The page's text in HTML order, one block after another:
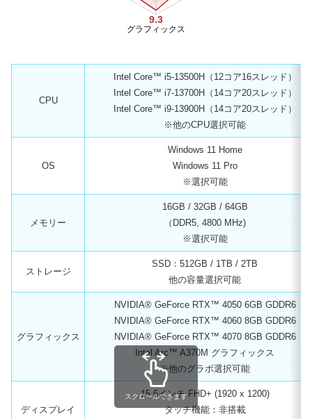
9.3
グラフィックス
CPU
Intel Core™ i5-13500H（12コア16スレッド）
Intel Core™ i7-13700H（14コア20スレッド）
Intel Core™ i9-13900H（14コア20スレッド）
※他のCPU選択可能
OS
Windows 11 Home
Windows 11 Pro
※選択可能
メモリー
16GB / 32GB / 64GB
（DDR5, 4800 MHz)
※選択可能
ストレージ
SSD：512GB / 1TB / 2TB
他の容量選択可能
グラフィックス
NVIDIA® GeForce RTX™ 4050 6GB GDDR6
NVIDIA® GeForce RTX™ 4060 8GB GDDR6
NVIDIA® GeForce RTX™ 4070 8GB GDDR6
Intel Arc™ A370M グラフィックス
※他のグラボ選択可能
ディスプレイ
15.6インチ FHD+ (1920 x 1200)
タッチ機能：非搭載
スクロールできます